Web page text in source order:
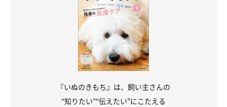
『いぬのきもち』は、飼い主さんの
“知りたい”“伝えたい”にこたえる